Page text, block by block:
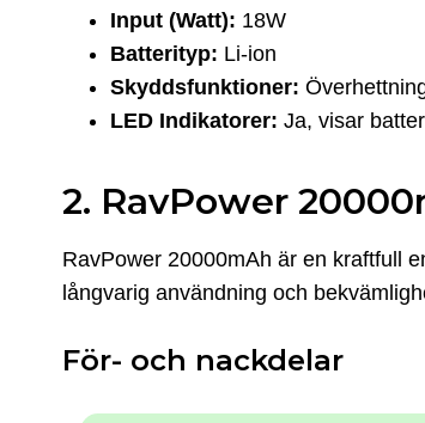
Input (Watt): 18W
Batterityp: Li-ion
Skyddsfunktioner:
LED Indikatorer: Ja, visar
2. RavPower
RavPower 20000mAh är en kraftfull
långvarig användning och
För- och nackdelar